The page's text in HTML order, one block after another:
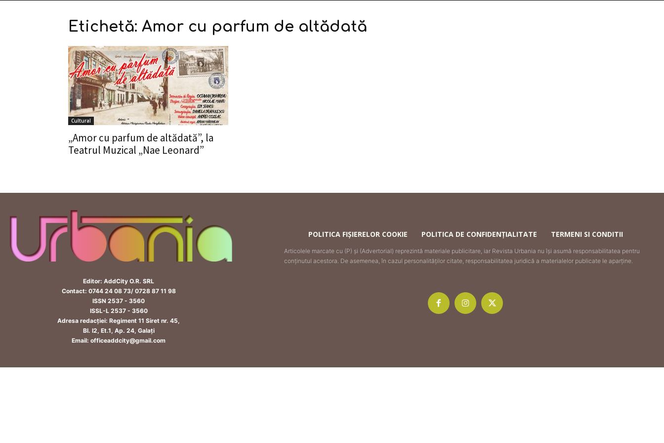
Etichetă: Amor cu parfum de altădată
Cultural
„Amor cu parfum de altădată”, la
Teatrul Muzical „Nae Leonard”
Editor: AddCity O.R. SRL
Contact: 0744 24 08 73/ 0728 87 11 98
ISSN 2537 - 3560
ISSL-L 2537 - 3560
Adresa redacției: Regiment 11 Siret nr. 45,
Bl. I2, Et.1, Ap. 24, Galați
Email: officeaddcity@gmail.com
POLITICA FIȘIERELOR COOKIE POLITICA DE CONFIDENȚIALITATE TERMENI SI CONDITII
Articolele marcate cu (P) și (Advertorial) reprezintă materiale publicitare, iar Revista Urbania nu își asumă responsabilitatea pentru
conținutul acestora. De asemenea, în cazul personalităților citate, responsabilitatea juridică a materialelor publicate le aparține.